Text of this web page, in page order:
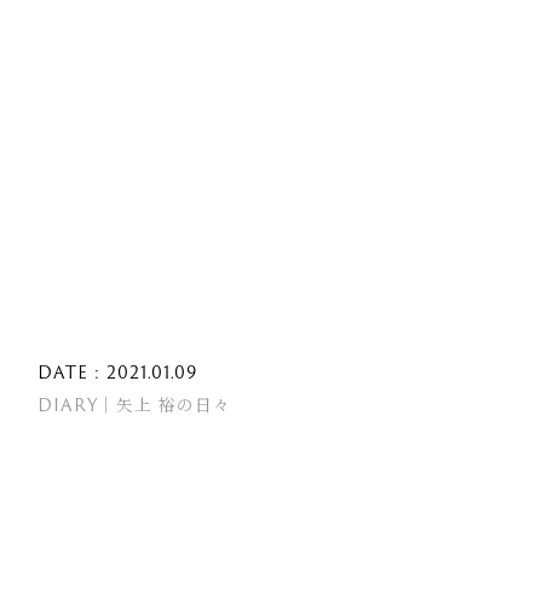
DATE : 2021.01.09
DIARY｜矢上 裕の日々